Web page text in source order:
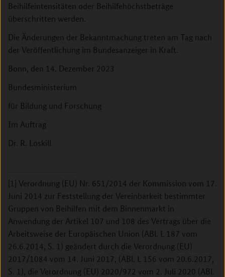
Beihilfeintensitäten oder Beihilfehöchstbeträge
überschritten werden.
Die Änderungen der Bekanntmachung treten am Tag nach
der Veröffentlichung im Bundesanzeiger in Kraft.
Bonn, den 14. Dezember 2023
Bundesministerium
für Bildung und Forschung
Im Auftrag
Dr. R. Loskill
[1] Verordnung (EU) Nr. 651/2014 der Kommission vom 17.
Juni 2014 zur Feststellung der Vereinbarkeit bestimmter
Gruppen von Beihilfen mit dem Binnenmarkt in
Anwendung der Artikel 107 und 108 des Vertrags über die
Arbeitsweise der Europäischen Union (ABl. L 187 vom
26.6.2014, S. 1) geändert durch die Verordnung (EU)
2017/1084 vom 14. Juni 2017, (ABl. L 156 vom 20.6.2017,
S. 1), die Verordnung (EU) 2020/972 vom 2. Juli 2020 (ABl.